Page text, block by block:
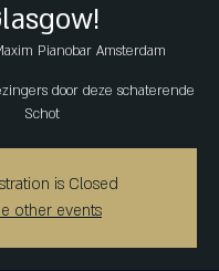
Pianobar Amsterdam
door deze schaterende
Schot
is Closed
other events